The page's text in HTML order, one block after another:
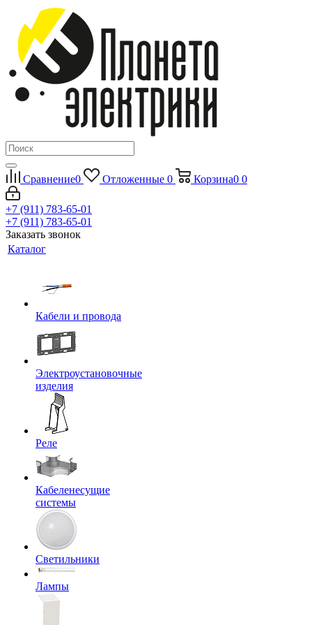
Сравнение0 Отложенные 0 Корзина0 0
+7 (911) 783-65-01
+7 (911) 783-65-01
Заказать звонок
Каталог
Кабели и провода
Электроустановочные
изделия
Реле
Кабеленесущие
системы
Светильники
Лампы